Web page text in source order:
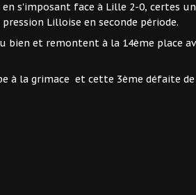
en s'imposant face à Lille 2-0, certes
Lilloise en seconde période.
bien et remontent à la 14ème place
à la grimace et cette 3ème défaite